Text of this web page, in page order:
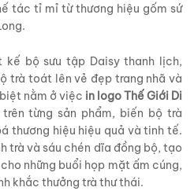
tác tỉ mỉ từ thương hiệu gốm sứ
bộ sưu tập Daisy thanh lịch,
trà toát lên vẻ đẹp trang nhã và
nằm ở việc in logo Thế Giới Di
từng sản phẩm, biến bộ trà
thương hiệu hiệu quả và tinh tế.
trà và sáu chén dĩa đồng bộ, tạo
những buổi họp mặt ấm cúng,
khắc thưởng trà thư thái.